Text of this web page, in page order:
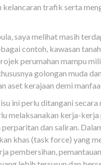
trafik serta
saya melihat masih
contoh, kawasan
perumahan mampu
golongan muda
aset kerajaan demi
isu ini perlu ditangani
melaksanakan kerja-
dan saliran.
khas (task force) yang
pembersihan,